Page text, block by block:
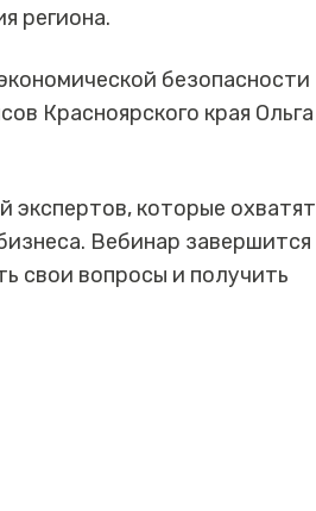
региона.
безопасности
Красноярского края Ольга
экспертов, которые охватят
Вебинар завершится
свои вопросы и получить